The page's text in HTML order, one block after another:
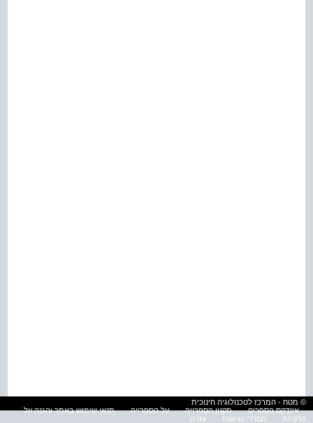
© מטח - המרכז לטכנולוגיה חינוכית
אינדקס הספרים
תקנון הספרייה על הספרייה
תנאי שימוש באתר והגנה על
פרטיות
הסדרי נגישות עזרה